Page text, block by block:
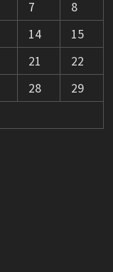
7
8
14
15
21
22
28
29